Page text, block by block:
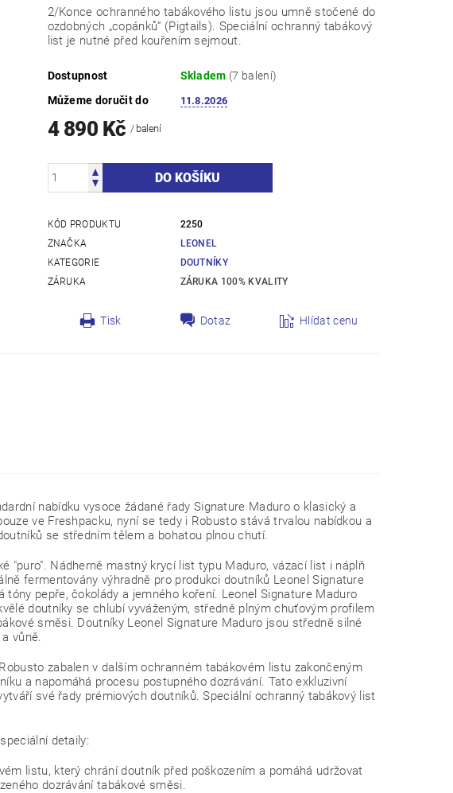
2/Konce ochranného tabákového listu jsou umně stočené do
ozdobných „copánků“ (Pigtails). Speciální ochranný tabákový
list je nutné před kouřením sejmout.
Dostupnost Skladem (7 balení)
Můžeme doručit do
11.8.2026
4 890 Kč/ balení
KÓD PRODUKTU
2250
ZNAČKA
LEONEL
KATEGORIE
DOUTNÍKY
ZÁRUKA
ZÁRUKA 100% KVALITY
Tisk Dotaz Hlídat cenu
nabídku vysoce žádané řady Signature Maduro o klasický a
ve Freshpacku, nyní se tedy i Robusto stává trvalou nabídkou a
se středním tělem a bohatou plnou chutí.
"puro". Nádherně mastný krycí list typu Maduro, vázací list i náplň
fermentovány výhradně pro produkci doutníků Leonel Signature
pepře, čokolády a jemného koření. Leonel Signature Maduro
doutníky se chlubí vyváženým, středně plným chuťovým profilem
směsi. Doutníky Leonel Signature Maduro jsou středně silné
vůně.
zabalen v dalším ochranném tabákovém listu zakončeným
a napomáhá procesu postupného dozrávání. Tato exkluzivní
své řady prémiových doutníků. Speciální ochranný tabákový list
detaily:
listu, který chrání doutník před poškozením a pomáhá udržovat
dozrávání tabákové směsi.